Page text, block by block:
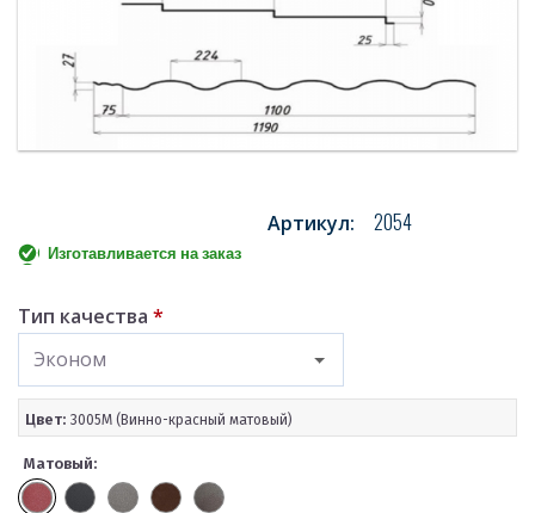
Артикул: 2054
Изготавливается на заказ
Тип качества *
Эконом
Цвет: 3005M (Винно-красный матовый)
Матовый: